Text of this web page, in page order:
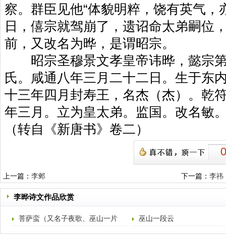
察。群臣见他“体貌明粹，饶有英气，
日，僖宗就驾崩了，遗诏命太弟嗣位
前，又改名为晔，是谓昭宗。
昭宗圣穆景文孝皇帝讳晔，懿宗
氏。咸通八年三月二十二日。生于东
十三年四月封寿王，名杰（杰）。乾
年三月。立为皇太弟。监国。改名敏
（转自《新唐书》卷二）
上一篇： 李邺 下一篇：李祎
李晔诗文作品欣赏
菩萨蛮（又名子夜歌、巫山一片
云、重叠金）
巫山一段云